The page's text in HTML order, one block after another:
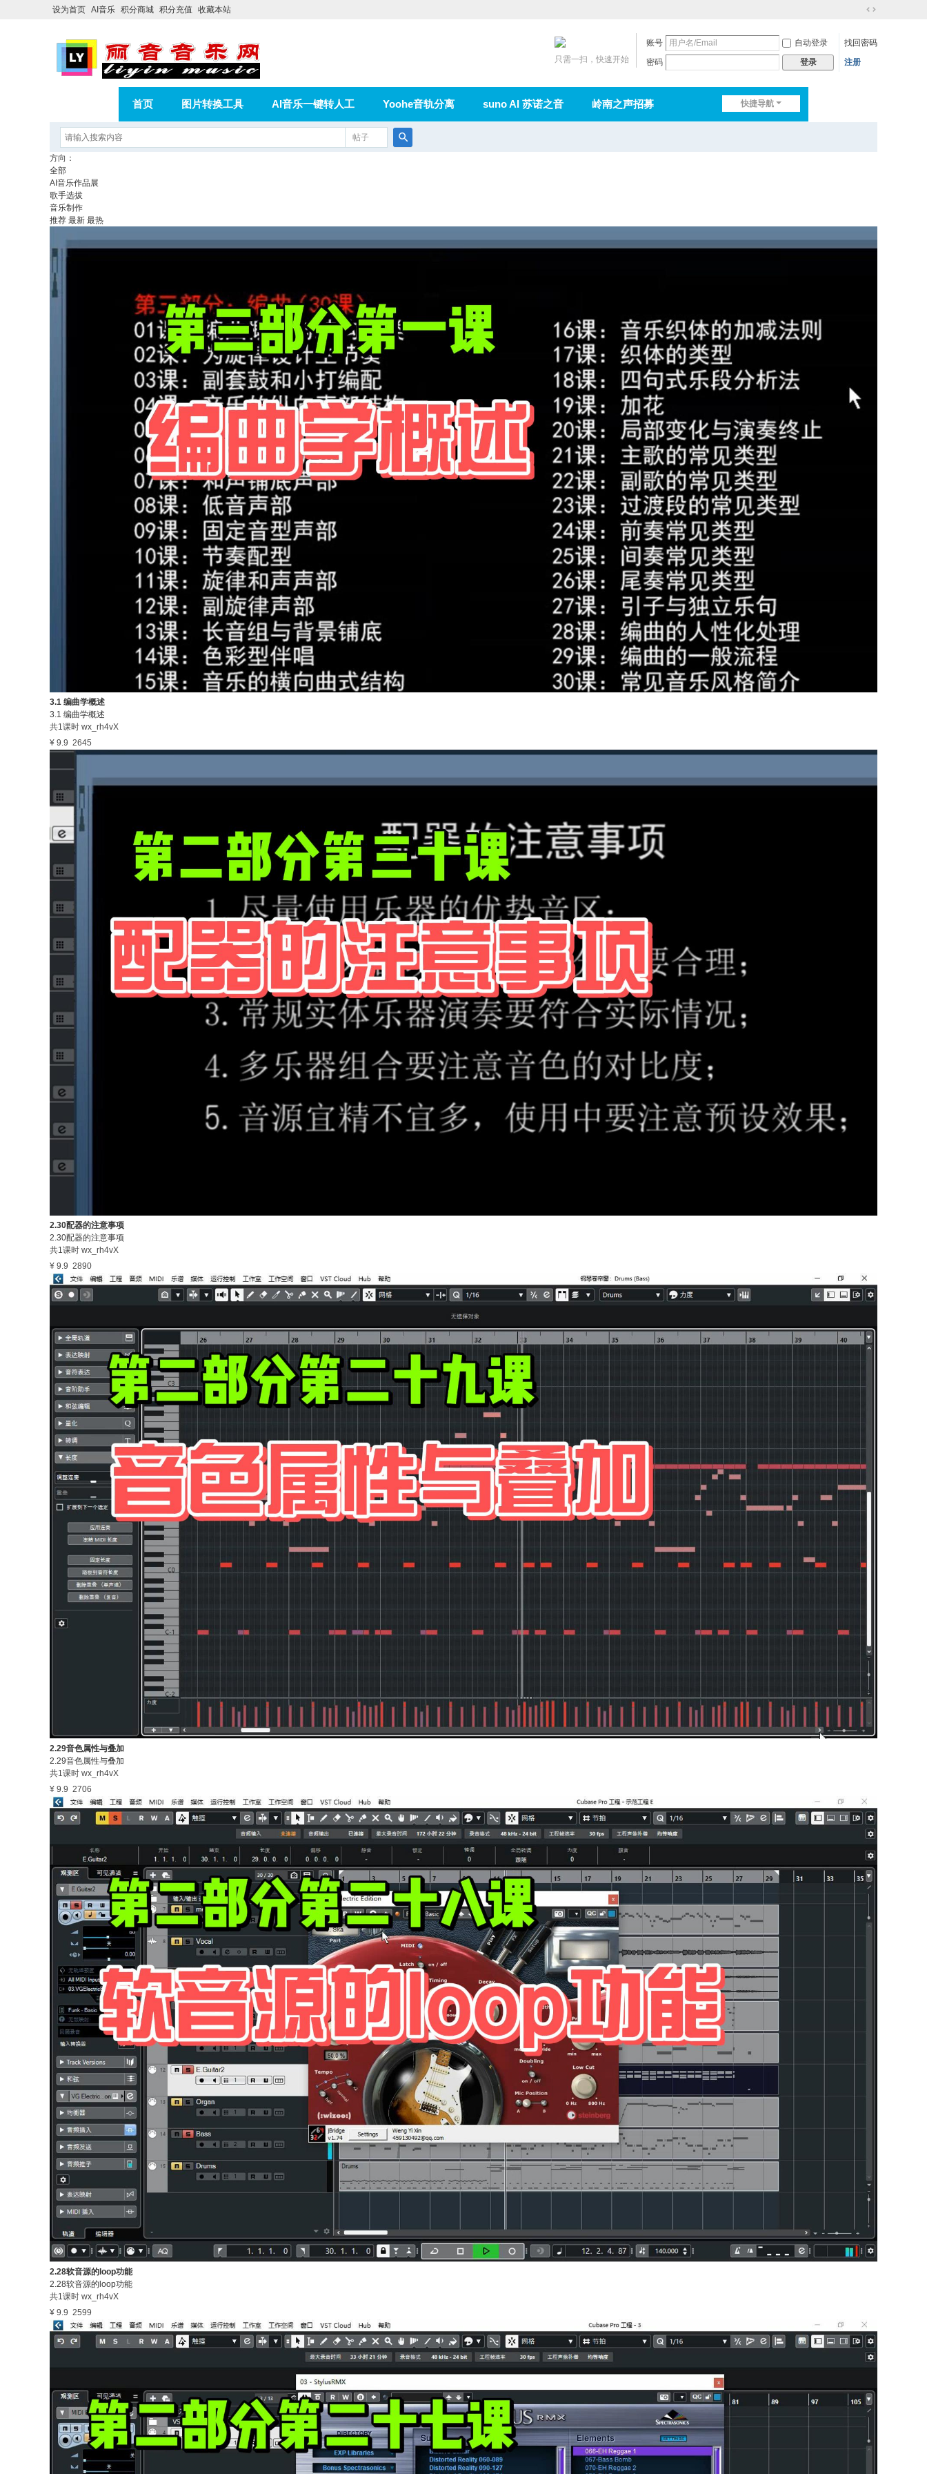
设为首页 AI音乐 积分商城 积分充值 收藏本站
到
账号 自动登录
找回密码
密码
登录 注册
只需一扫，快速开始
快捷导航
首页 图片转换工具 AI音乐一键转人工 Yoohe音轨分离 suno AI 苏诺之音 岭南之声招募
在线论坛
帖子
方向：
全部
AI音乐作品展
歌手选拔
音乐制作
推荐 最新 最热
3.1 编曲学概述
3.1 编曲学概述
共1课时 wx_rh4vX
¥ 9.9 2645
2.30配器的注意事项
2.30配器的注意事项
共1课时 wx_rh4vX
¥ 9.9 2890
2.29音色属性与叠加
2.29音色属性与叠加
共1课时 wx_rh4vX
¥ 9.9 2706
2.28软音源的loop功能
2.28软音源的loop功能
共1课时 wx_rh4vX
¥ 9.9 2599